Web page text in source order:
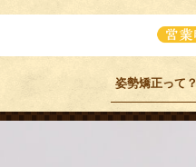
姿勢矯正って？